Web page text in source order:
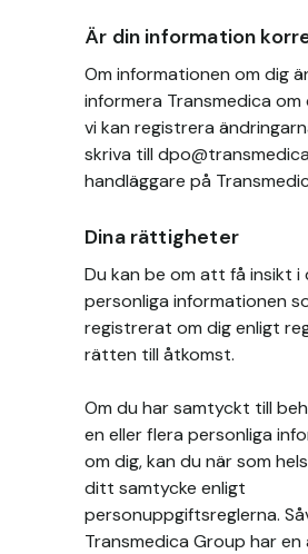
Är din information
Om informationen om dig
informera Transmedica
vi kan registrera
skriva till
handläggare på
Dina rättigheter
Du kan be om att få insikt i
personliga informationen
registrerat om dig enligt
rätten till åtkomst.
Om du har samtyckt till
en eller flera personliga
om dig, kan du när som
ditt samtycke enligt
personuppgiftsreglerna.
Transmedica Group har en